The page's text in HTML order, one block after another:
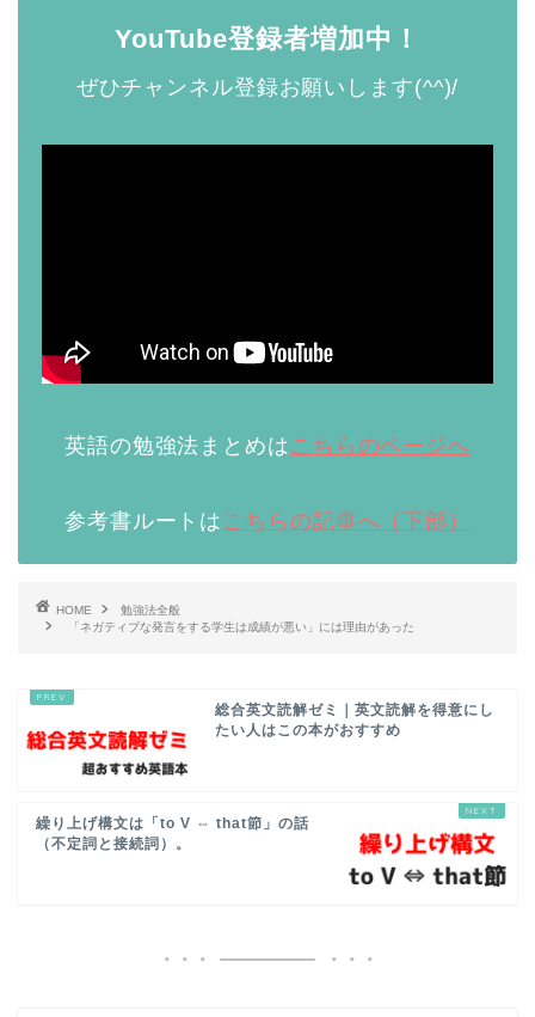
YouTube登録者増加中！
ぜひチャンネル登録お願いします(^^)/
英語の勉強法まとめは こちらのページへ
参考書ルートは こちらの記事へ（下部）
HOME
勉強法全般
「ネガティブな発言をする学生は成績が悪い」には理由があった
総合英文読解ゼミ｜英文読解を得意にし
たい人はこの本がおすすめ
繰り上げ構文は「to V ⇔ that節」の話
（不定詞と接続詞）。